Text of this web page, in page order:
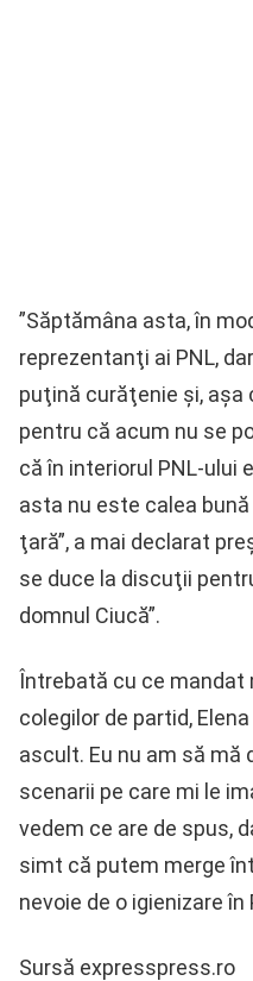
”Săptămâna asta, în
reprezentanţi ai PNL,
puţină curăţenie şi, aşa
pentru că acum nu se
că în interiorul PNL-ului
asta nu este calea
ţară”, a mai declarat
se duce la discuţii
domnul Ciucă”.
Întrebată cu ce mandat
colegilor de partid,
ascult. Eu nu am să mă
scenarii pe care mi le
vedem ce are de spus,
simt că putem merge
nevoie de o igienizare în
Sursă expresspress.ro